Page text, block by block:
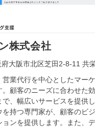
株式会社
大阪市北区芝田2-8-11 共
営業代行を中心としたマー
顧客のニーズに合わせた
、幅広いサービスを提供
持つ専門家が、顧客のビジ
ンを提供します。また、